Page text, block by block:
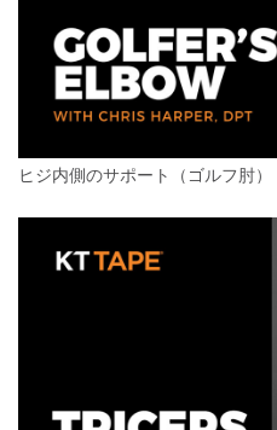
ヒジ内側のサポート（ゴルフ肘）